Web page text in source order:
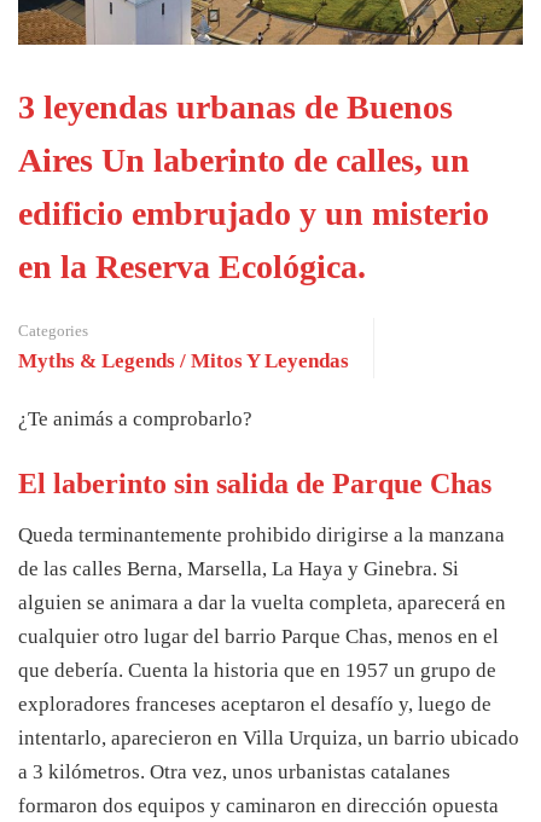
3 leyendas urbanas de Buenos
Aires Un laberinto de calles, un
edificio embrujado y un misterio
en la Reserva Ecológica.
Categories
Myths & Legends / Mitos Y Leyendas
¿Te animás a comprobarlo?
El laberinto sin salida de Parque Chas
Queda terminantemente prohibido dirigirse a la manzana
de las calles Berna, Marsella, La Haya y Ginebra. Si
alguien se animara a dar la vuelta completa, aparecerá en
cualquier otro lugar del barrio Parque Chas, menos en el
que debería. Cuenta la historia que en 1957 un grupo de
exploradores franceses aceptaron el desafío y, luego de
intentarlo, aparecieron en Villa Urquiza, un barrio ubicado
a 3 kilómetros. Otra vez, unos urbanistas catalanes
formaron dos equipos y caminaron en dirección opuesta